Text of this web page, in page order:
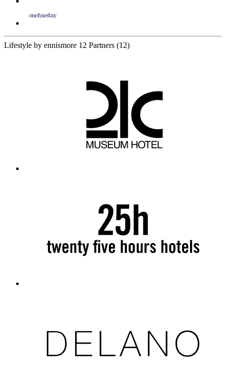
Lifestyle by ennismore 12 Partners (12)